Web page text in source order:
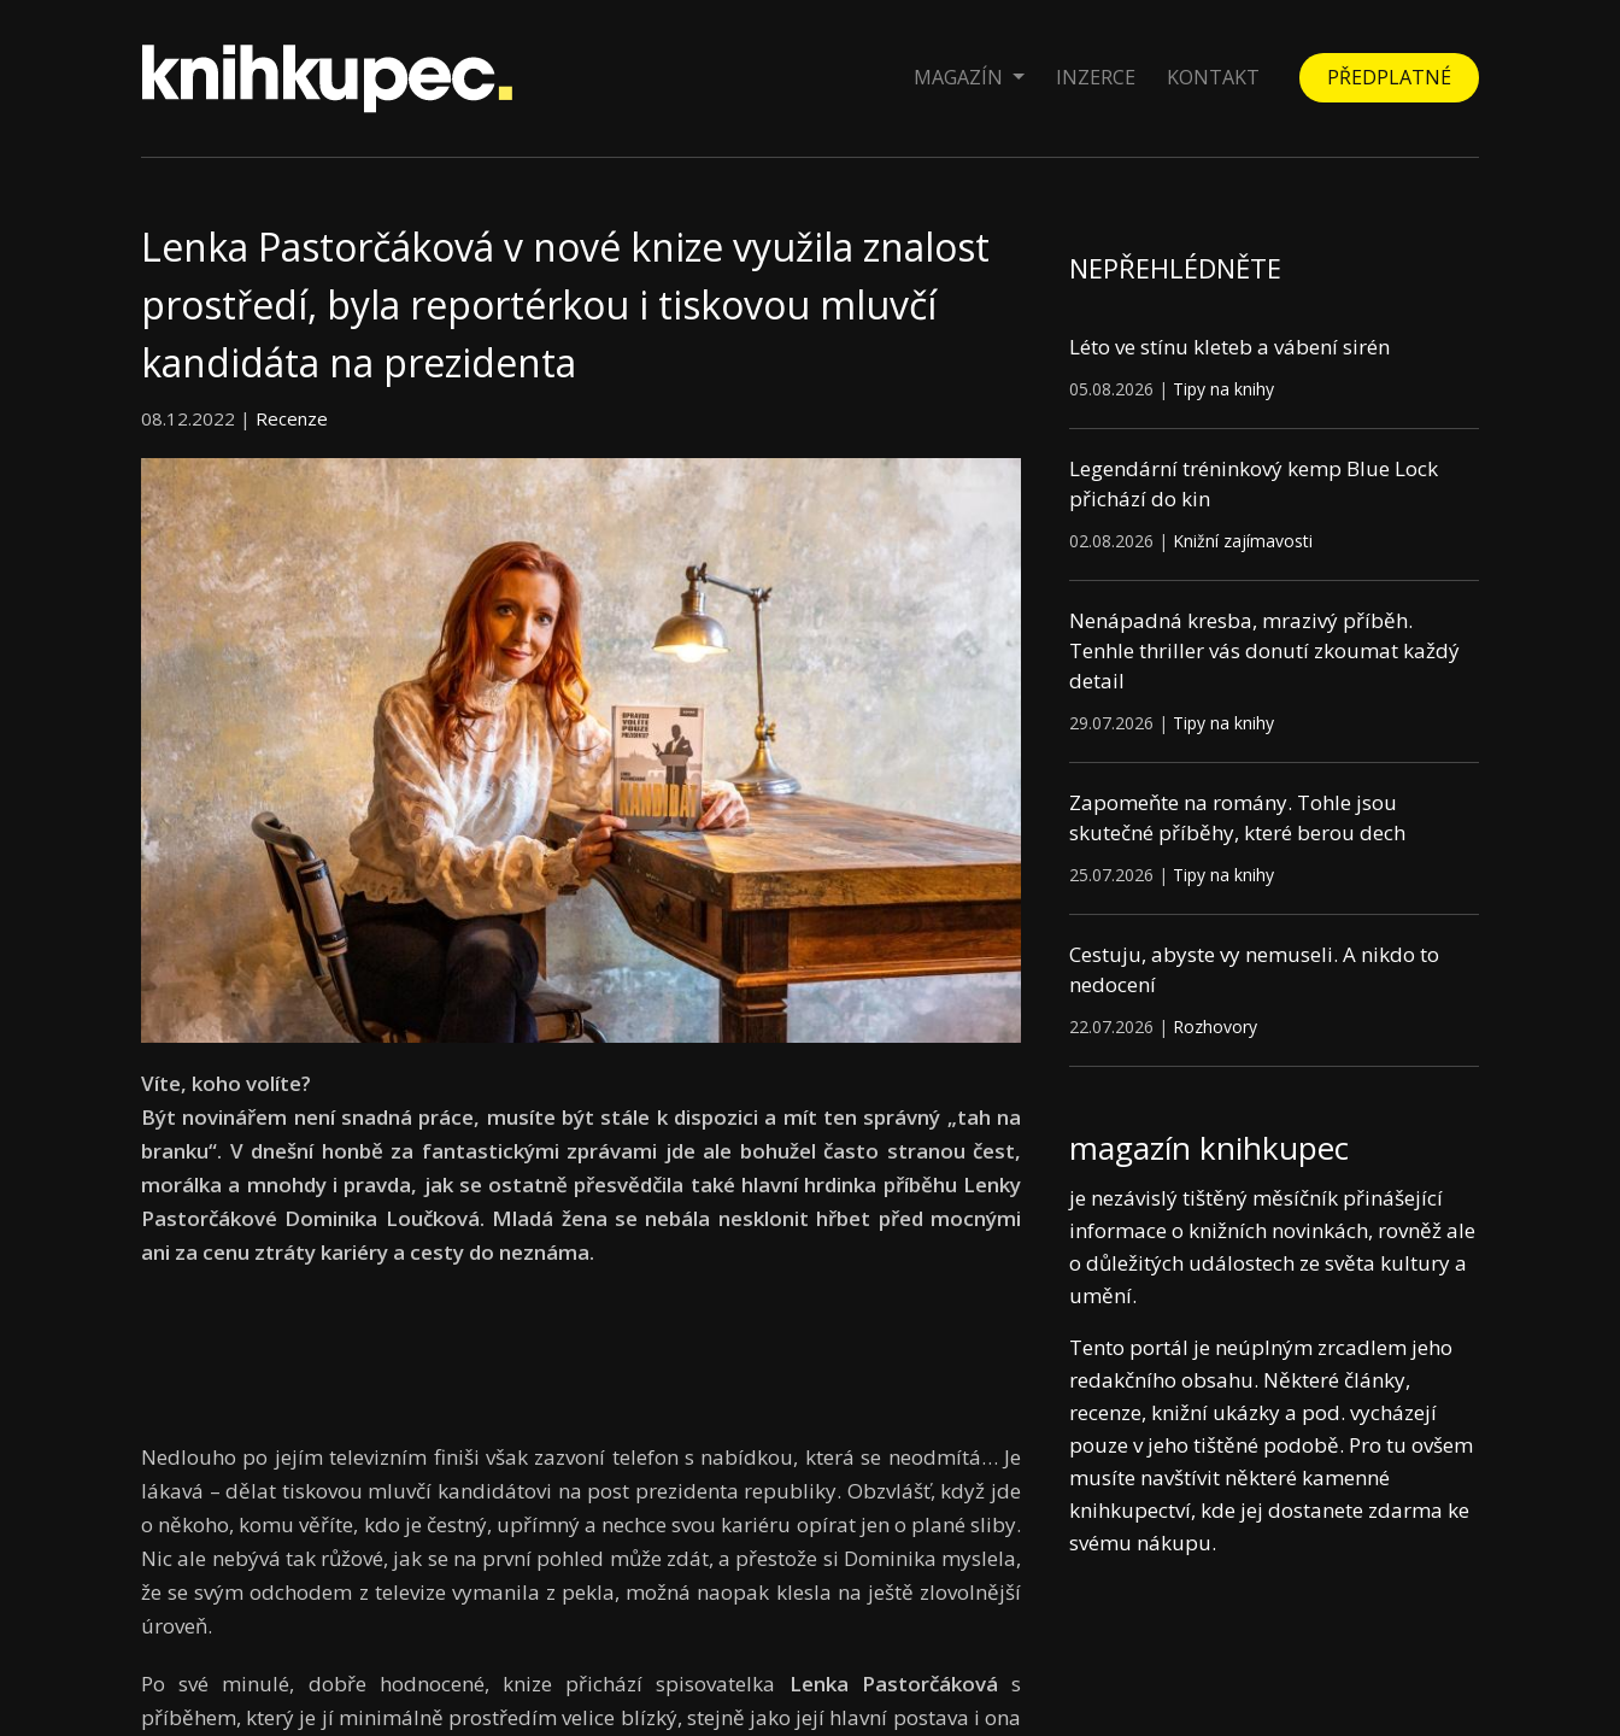
MAGAZÍN INZERCE KONTAKT PŘEDPLATNÉ
Lenka Pastorčáková v nové knize využila znalost
prostředí, byla reportérkou i tiskovou mluvčí
kandidáta na prezidenta
08.12.2022 | Recenze
Víte, koho volíte?
Být novinářem není snadná práce, musíte být stále k dispozici a mít ten správný „tah na
branku“. V dnešní honbě za fantastickými zprávami jde ale bohužel často stranou čest,
morálka a mnohdy i pravda, jak se ostatně přesvědčila také hlavní hrdinka příběhu Lenky
Pastorčákové Dominika Loučková. Mladá žena se nebála nesklonit hřbet před mocnými
ani za cenu ztráty kariéry a cesty do neznáma.
Nedlouho po jejím televizním finiši však zazvoní telefon s nabídkou, která se neodmítá… Je
lákavá – dělat tiskovou mluvčí kandidátovi na post prezidenta republiky. Obzvlášť, když jde
o někoho, komu věříte, kdo je čestný, upřímný a nechce svou kariéru opírat jen o plané sliby.
Nic ale nebývá tak růžové, jak se na první pohled může zdát, a přestože si Dominika myslela,
že se svým odchodem z televize vymanila z pekla, možná naopak klesla na ještě zlovolnější
úroveň.
Po své minulé, dobře hodnocené, knize přichází spisovatelka Lenka Pastorčáková s
příběhem, který je jí minimálně prostředím velice blízký, stejně jako její hlavní postava i ona
NEPŘEHLÉDNĚTE
Léto ve stínu kleteb a vábení sirén
05.08.2026 | Tipy na knihy
Legendární tréninkový kemp Blue Lock
přichází do kin
02.08.2026 | Knižní zajímavosti
Nenápadná kresba, mrazivý příběh.
Tenhle thriller vás donutí zkoumat každý
detail
29.07.2026 | Tipy na knihy
Zapomeňte na romány. Tohle jsou
skutečné příběhy, které berou dech
25.07.2026 | Tipy na knihy
Cestuju, abyste vy nemuseli. A nikdo to
nedocení
22.07.2026 | Rozhovory
magazín knihkupec
je nezávislý tištěný měsíčník přinášející
informace o knižních novinkách, rovněž ale
o důležitých událostech ze světa kultury a
umění.
Tento portál je neúplným zrcadlem jeho
redakčního obsahu. Některé články,
recenze, knižní ukázky a pod. vycházejí
pouze v jeho tištěné podobě. Pro tu ovšem
musíte navštívit některé kamenné
knihkupectví, kde jej dostanete zdarma ke
svému nákupu.